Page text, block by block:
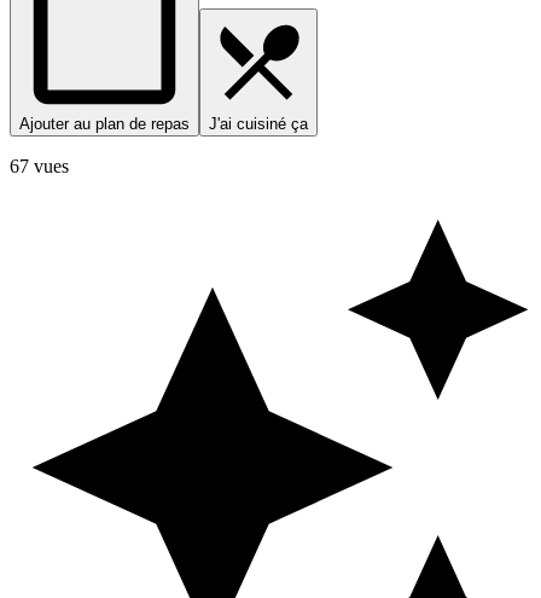
Ajouter au plan de repas J'ai cuisiné ça
67 vues